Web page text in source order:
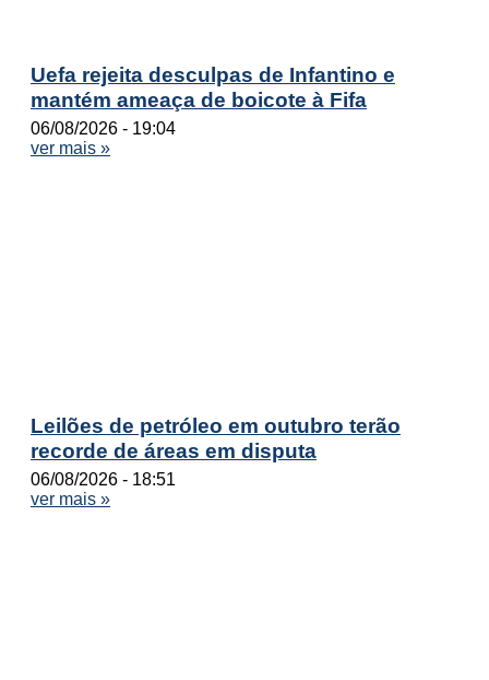
Uefa rejeita desculpas de Infantino e
mantém ameaça de boicote à Fifa
06/08/2026
19:04
ver mais »
Leilões de petróleo em outubro terão
recorde de áreas em disputa
06/08/2026
18:51
ver mais »